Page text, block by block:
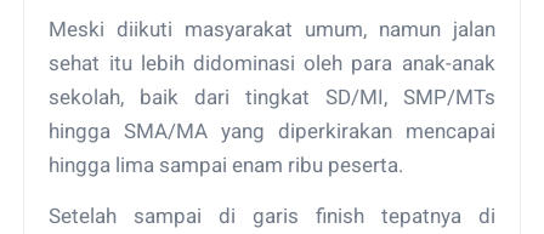
Meski diikuti masyarakat umum, namun jalan
sehat itu lebih didominasi oleh para anak-anak
sekolah, baik dari tingkat SD/MI, SMP/MTs
hingga SMA/MA yang diperkirakan mencapai
hingga lima sampai enam ribu peserta.
Setelah sampai di garis finish tepatnya di